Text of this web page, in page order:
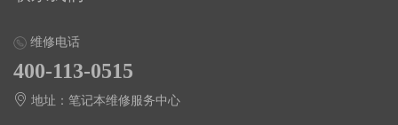
维修电话
400-113-0515
地址：笔记本维修服务中心